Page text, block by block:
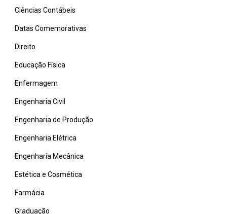
Ciências Contábeis
Datas Comemorativas
Direito
Educação Física
Enfermagem
Engenharia Civil
Engenharia de Produção
Engenharia Elétrica
Engenharia Mecânica
Estética e Cosmética
Farmácia
Graduação